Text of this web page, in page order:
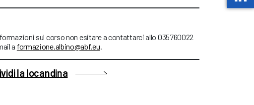
sul corso non esitare a contattarci allo 035760022
a formazione.albino@abf.eu
la locandina